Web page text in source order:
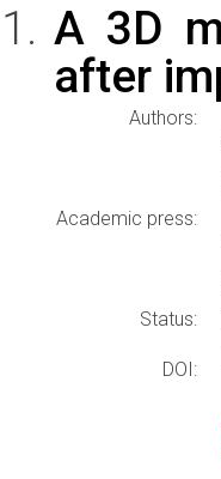
A 3D
after
Authors:
Academic press:
Status:
DOI: